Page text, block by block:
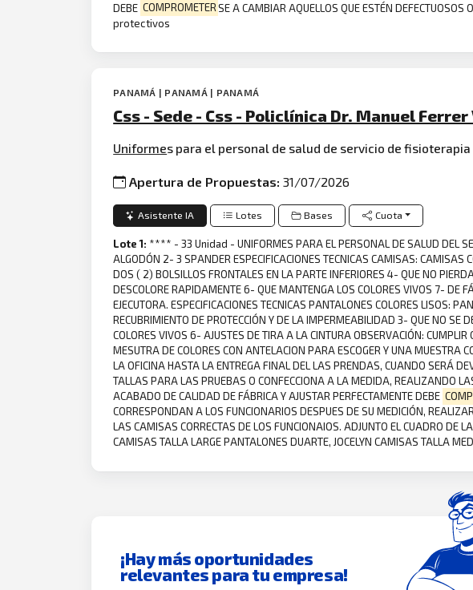
DEBE COMPROMETERSE A CAMBIAR AQUELLOS QUE ESTÉN
protectivos
PANAMÁ | PANAMÁ | PANAMÁ
Css - Sede - Css - Policlínica Dr. Manuel
Uniformes para el personal de salud de servicio de fisioterapia
Apertura de Propuestas:31/07/2026
Asistente IA Lotes Bases Cuota
Lote 1: **** - 33 Unidad - UNIFORMES PARA EL PERSONAL DE SALUD DEL
ALGODÓN 2- 3 SPANDER ESPECIFICACIONES TECNICAS CAMISAS: CAMISAS
DOS ( 2) BOLSILLOS FRONTALES EN LA PARTE INFERIORES 4- QUE NO
DESCOLORE RAPIDAMENTE 6- QUE MANTENGA LOS COLORES VIVOS 7- DE
EJECUTORA. ESPECIFICACIONES TECNICAS PANTALONES COLORES LISOS:
RECUBRIMIENTO DE PROTECCIÓN Y DE LA IMPERMEABILIDAD 3- QUE NO
COLORES VIVOS 6- AJUSTES DE TIRA A LA CINTURA OBSERVACIÓN:
MESUTRA DE COLORES CON ANTELACION PARA ESCOGER Y UNA MUESTRA
LA OFICINA HASTA LA ENTREGA FINAL DEL LAS PRENDAS, CUANDO SERÁ
TALLAS PARA LAS PRUEBAS O CONFECCIONA A LA MEDIDA, REALIZANDO
ACABADO DE CALIDAD DE FÁBRICA Y AJUSTAR PERFECTAMENTE DEBE
CORRESPONDAN A LOS FUNCIONARIOS DESPUES DE SU MEDICIÓN,
LAS CAMISAS CORRECTAS DE LOS FUNCIONAIOS. ADJUNTO EL CUADRO DE
CAMISAS TALLA LARGE PANTALONES DUARTE, JOCELYN CAMISAS TALLA
¡Hay más oportunidades
relevantes para tu empresa!